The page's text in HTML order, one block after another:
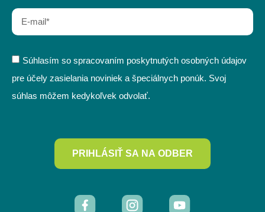
Súhlasím so spracovaním poskytnutých osobných údajov
pre účely zasielania noviniek a špeciálnych ponúk. Svoj
súhlas môžem kedykoľvek odvolať.
PRIHLÁSIŤ SA NA ODBER